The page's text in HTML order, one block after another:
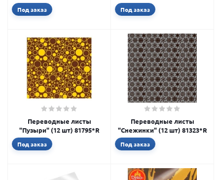
Под заказ Под заказ
Переводные листы
"Пузыри" (12 шт) 81795*R
Под заказ
Переводные листы
"Снежинки" (12 шт) 81323*R
Под заказ